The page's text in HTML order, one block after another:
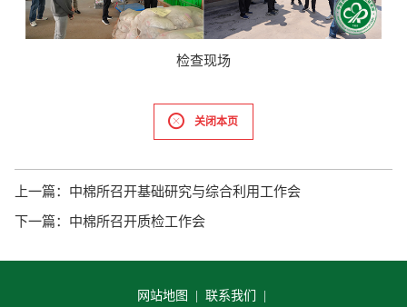
检查现场
关闭本页
上一篇： 中棉所召开基础研究与综合利用工作会
下一篇： 中棉所召开质检工作会
网站地图 | 联系我们 |